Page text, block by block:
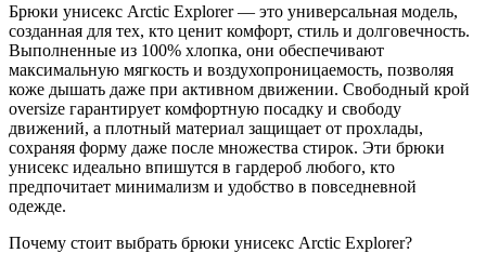
Брюки унисекс Arctic Explorer — это универсальная модель,
созданная для тех, кто ценит комфорт, стиль и долговечность.
Выполненные из 100% хлопка, они обеспечивают
максимальную мягкость и воздухопроницаемость, позволяя
коже дышать даже при активном движении. Свободный крой
oversize гарантирует комфортную посадку и свободу
движений, а плотный материал защищает от прохлады,
сохраняя форму даже после множества стирок. Эти брюки
унисекс идеально впишутся в гардероб любого, кто
предпочитает минимализм и удобство в повседневной
одежде.
Почему стоит выбрать брюки унисекс Arctic Explorer?